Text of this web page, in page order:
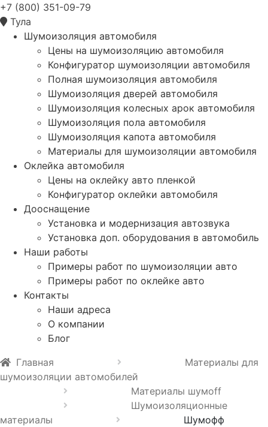
+7 (800) 351-09-79
Тула
Шумоизоляция автомобиля
Цены на шумоизоляцию автомобиля
Конфигуратор шумоизоляции автомобиля
Полная шумоизоляция автомобиля
Шумоизоляция дверей автомобиля
Шумоизоляция колесных арок автомобиля
Шумоизоляция пола автомобиля
Шумоизоляция капота автомобиля
Материалы для шумоизоляции автомобиля
Оклейка автомобиля
Цены на оклейку авто пленкой
Конфигуратор оклейки автомобиля
Дооснащение
Установка и модернизация автозвука
Установка доп. оборудования в автомобиль
Наши работы
Примеры работ по шумоизоляции авто
Примеры работ по оклейке авто
Контакты
Наши адреса
О компании
Блог
Главная
Материалы для
шумоизоляции автомобилей
Материалы шумoff
Шумоизоляционные
материалы
Шумофф